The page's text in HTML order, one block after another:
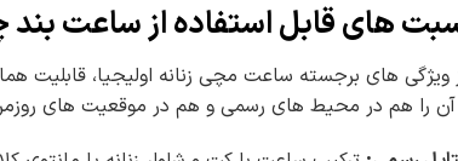
های قابل استفاده از ساعت
ویژگی های برجسته ساعت مچی زنانه اولیجیا،
آن را هم در محیط های رسمی و هم در موقعیت های